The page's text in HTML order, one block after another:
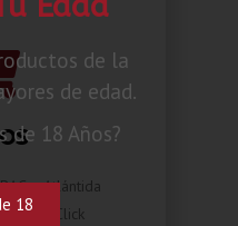
o Atlántida
Click
de la
de edad.
de 18 Años?
18